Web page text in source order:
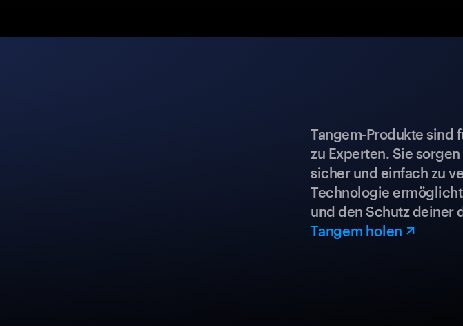
Tangem-Produkte sind
zu Experten. Sie
sicher und einfach zu
Technologie
und den Schutz deiner
Tangem holen